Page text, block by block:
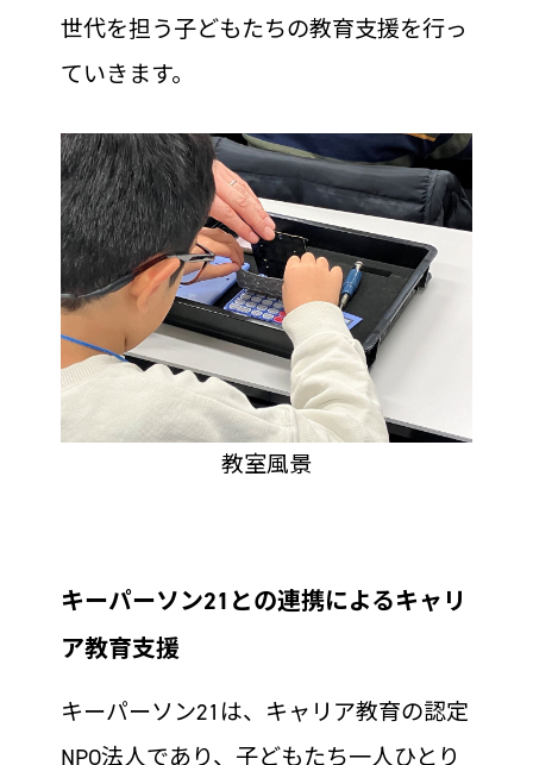
世代を担う子どもたちの教育支援を行っ
ていきます。
教室風景
キーパーソン21との連携によるキャリ
ア教育支援
キーパーソン21は、キャリア教育の認定
NPO法人であり、子どもたち一人ひとり